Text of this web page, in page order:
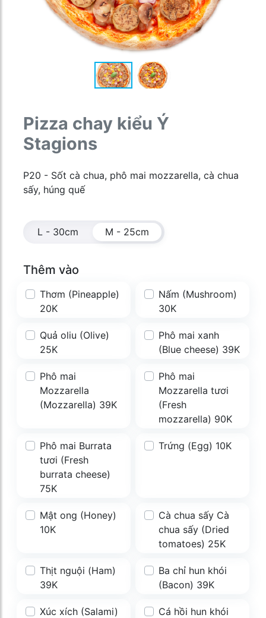
Pizza chay kiểu Ý
Stagions
P20 - Sốt cà chua, phô mai mozzarella, cà chua
sấy, húng quế
L - 30cm M - 25cm
Thêm vào
Thơm (Pineapple)
20K
Nấm (Mushroom)
30K
Quả oliu (Olive)
25K
Phô mai xanh
(Blue cheese) 39K
Phô mai
Mozzarella
(Mozzarella) 39K
Phô mai
Mozzarella tươi
(Fresh
mozzarella) 90K
Phô mai Burrata
tươi (Fresh
burrata cheese)
75K
Trứng (Egg) 10K
Mật ong (Honey)
10K
Cà chua sấy Cà
chua sấy (Dried
tomatoes) 25K
Thịt nguội (Ham)
39K
Ba chỉ hun khói
(Bacon) 39K
Xúc xích (Salami)
Cá hồi hun khói